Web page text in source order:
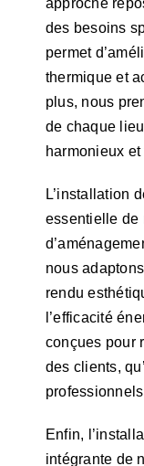
des besoins
permet
thermique et
plus, nous
de chaque
harmonieux
L’installation
essentielle de
nous
rendu
l’efficacité
conçues pour
des clients,
Enfin,
intégrante de